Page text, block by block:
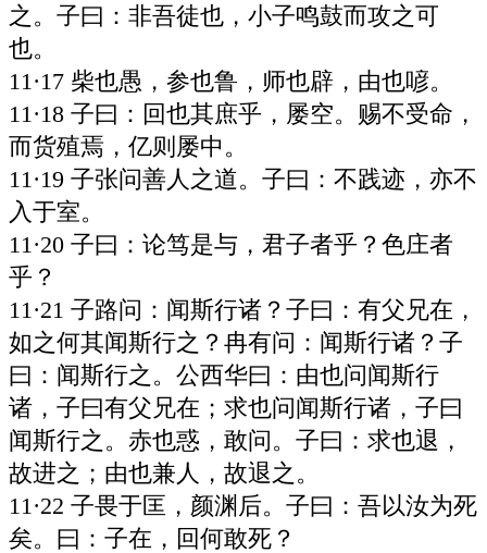
之。子曰：非吾徒也，小子鸣鼓而攻之可
也。
11·17 柴也愚，参也鲁，师也辟，由也喭。
11·18 子曰：回也其庶乎，屡空。赐不受命，
而货殖焉，亿则屡中。
11·19 子张问善人之道。子曰：不践迹，亦不
入于室。
11·20 子曰：论笃是与，君子者乎？色庄者
乎？
11·21 子路问：闻斯行诸？子曰：有父兄在，
如之何其闻斯行之？冉有问：闻斯行诸？子
曰：闻斯行之。公西华曰：由也问闻斯行
诸，子曰有父兄在；求也问闻斯行诸，子曰
闻斯行之。赤也惑，敢问。子曰：求也退，
故进之；由也兼人，故退之。
11·22 子畏于匡，颜渊后。子曰：吾以汝为死
矣。曰：子在，回何敢死？